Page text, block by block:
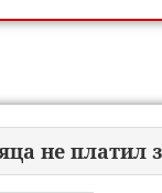
не платил